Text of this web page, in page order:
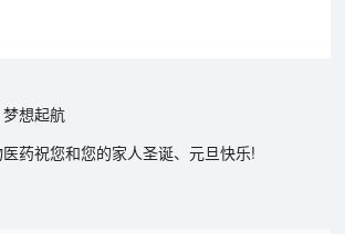
想起航
药祝您和您的家人圣诞、元旦快乐!